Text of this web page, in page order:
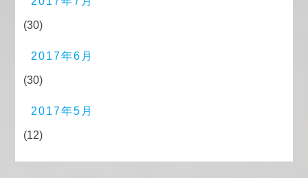
(30)
2017年6月
(30)
2017年5月
(12)